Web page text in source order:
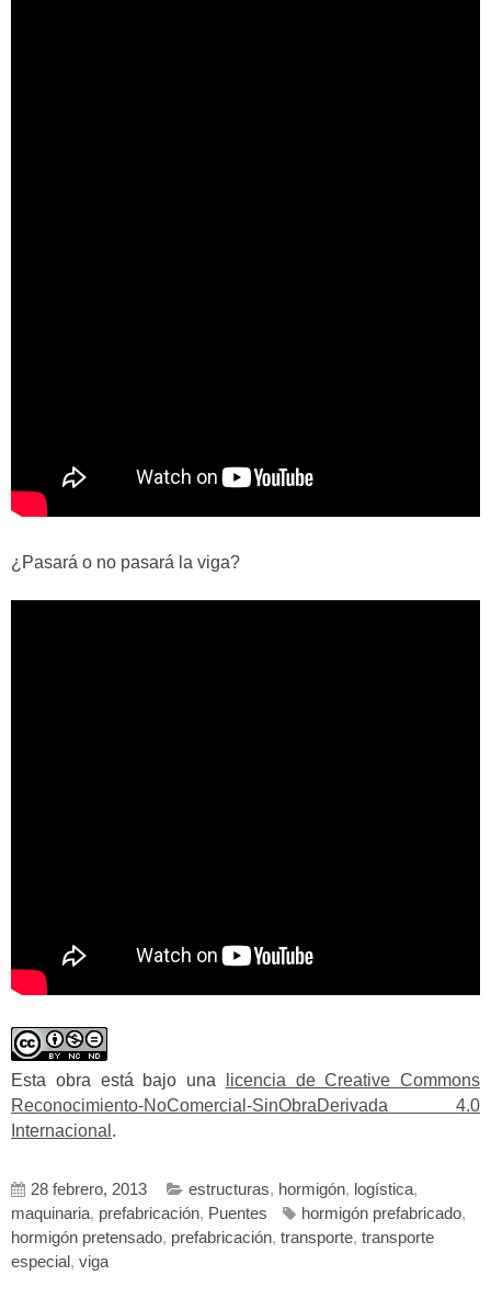
¿Pasará o no pasará la viga?
Esta obra está bajo una
licencia de Creative Commons
Reconocimiento-NoComercial-SinObraDerivada 4.0
Internacional .
28 febrero, 2013 estructuras, hormigón, logística,
maquinaria, prefabricación, Puentes hormigón prefabricado,
hormigón pretensado, prefabricación, transporte, transporte
especial , viga